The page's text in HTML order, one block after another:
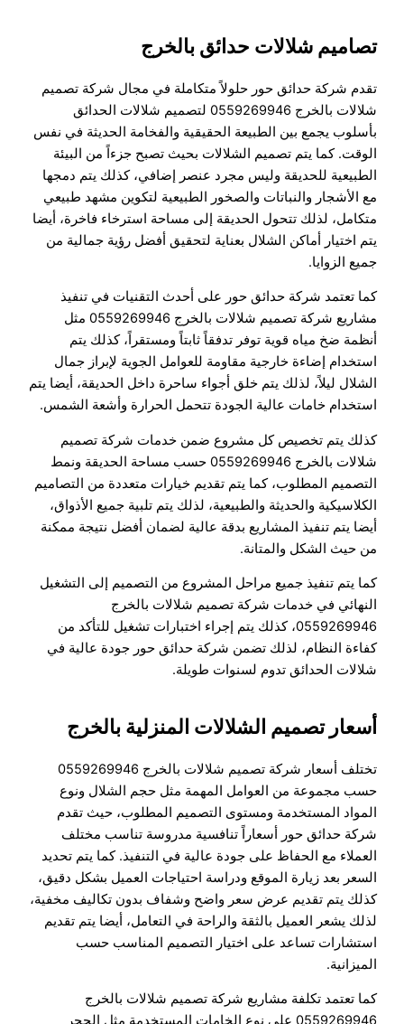
تصاميم شلالات حدائق بالخرج
تقدم شركة حدائق حور حلولاً متكاملة في مجال شركة تصميم
شلالات بالخرج 0559269946 لتصميم شلالات الحدائق
بأسلوب يجمع بين الطبيعة الحقيقية والفخامة الحديثة في نفس
الوقت. كما يتم تصميم الشلالات بحيث تصبح جزءاً من البيئة
الطبيعية للحديقة وليس مجرد عنصر إضافي، كذلك يتم دمجها
مع الأشجار والنباتات والصخور الطبيعية لتكوين مشهد طبيعي
متكامل، لذلك تتحول الحديقة إلى مساحة استرخاء فاخرة، أيضا
يتم اختيار أماكن الشلال بعناية لتحقيق أفضل رؤية جمالية من
جميع الزوايا.
كما تعتمد شركة حدائق حور على أحدث التقنيات في تنفيذ
مشاريع شركة تصميم شلالات بالخرج 0559269946 مثل
أنظمة ضخ مياه قوية توفر تدفقاً ثابتاً ومستقراً، كذلك يتم
استخدام إضاءة خارجية مقاومة للعوامل الجوية لإبراز جمال
الشلال ليلاً، لذلك يتم خلق أجواء ساحرة داخل الحديقة، أيضا يتم
استخدام خامات عالية الجودة تتحمل الحرارة وأشعة الشمس.
كذلك يتم تخصيص كل مشروع ضمن خدمات شركة تصميم
شلالات بالخرج 0559269946 حسب مساحة الحديقة ونمط
التصميم المطلوب، كما يتم تقديم خيارات متعددة من التصاميم
الكلاسيكية والحديثة والطبيعية، لذلك يتم تلبية جميع الأذواق،
أيضا يتم تنفيذ المشاريع بدقة عالية لضمان أفضل نتيجة ممكنة
من حيث الشكل والمتانة.
كما يتم تنفيذ جميع مراحل المشروع من التصميم إلى التشغيل
النهائي في خدمات شركة تصميم شلالات بالخرج
0559269946، كذلك يتم إجراء اختبارات تشغيل للتأكد من
كفاءة النظام، لذلك تضمن شركة حدائق حور جودة عالية في
شلالات الحدائق تدوم لسنوات طويلة.
أسعار تصميم الشلالات المنزلية بالخرج
تختلف أسعار شركة تصميم شلالات بالخرج 0559269946
حسب مجموعة من العوامل المهمة مثل حجم الشلال ونوع
المواد المستخدمة ومستوى التصميم المطلوب، حيث تقدم
شركة حدائق حور أسعاراً تنافسية مدروسة تناسب مختلف
العملاء مع الحفاظ على جودة عالية في التنفيذ. كما يتم تحديد
السعر بعد زيارة الموقع ودراسة احتياجات العميل بشكل دقيق،
كذلك يتم تقديم عرض سعر واضح وشفاف بدون تكاليف مخفية،
لذلك يشعر العميل بالثقة والراحة في التعامل، أيضا يتم تقديم
استشارات تساعد على اختيار التصميم المناسب حسب
الميزانية.
كما تعتمد تكلفة مشاريع شركة تصميم شلالات بالخرج